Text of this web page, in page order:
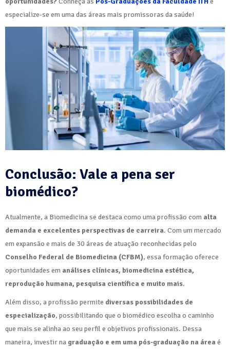
especialize-se em uma das áreas mais promissoras da saúde!
Conclusão: Vale a pena ser
biomédico?
Atualmente, a Biomedicina se destaca como uma profissão com alta
demanda e excelentes perspectivas de carreira. Com um mercado
em expansão e mais de 30 áreas de atuação reconhecidas pelo
Conselho Federal de Biomedicina (CFBM), essa formação oferece
oportunidades em análises clínicas, biomedicina estética,
reprodução humana, pesquisa científica e muito mais.
Além disso, a profissão permite diversas possibilidades de
especialização, possibilitando que o biomédico escolha o caminho
que mais se alinha ao seu perfil e objetivos profissionais. Dessa
maneira, investir na graduação e em uma pós-graduação na área é